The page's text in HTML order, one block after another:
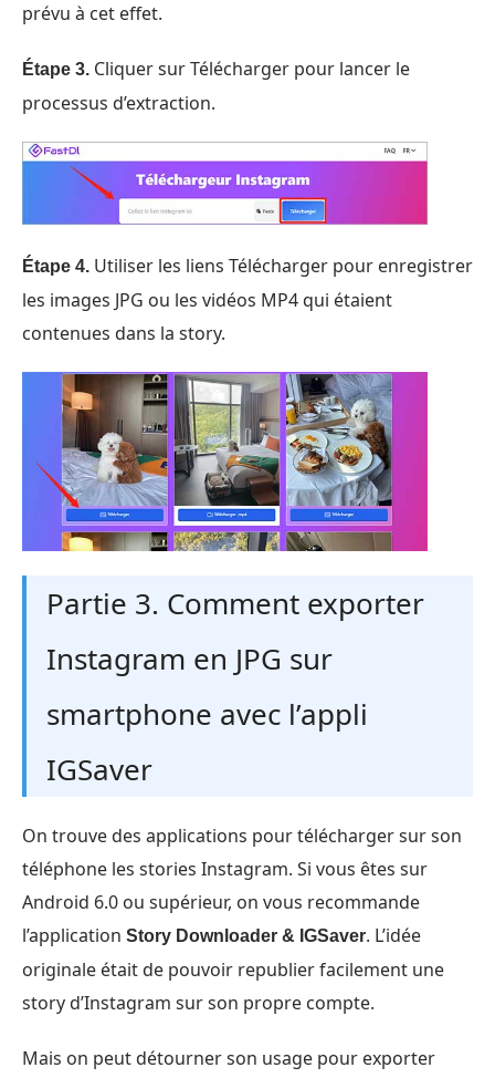
prévu à cet effet.
Étape 3. Cliquer sur Télécharger pour lancer le
processus d’extraction.
Étape 4. Utiliser les liens Télécharger pour enregistrer
les images JPG ou les vidéos MP4 qui étaient
contenues dans la story.
Partie 3. Comment exporter
Instagram en JPG sur
smartphone avec l’appli
IGSaver
On trouve des applications pour télécharger sur son
téléphone les stories Instagram. Si vous êtes sur
Android 6.0 ou supérieur, on vous recommande
l’application Story Downloader & IGSaver. L’idée
originale était de pouvoir republier facilement une
story d’Instagram sur son propre compte.
Mais on peut détourner son usage pour exporter